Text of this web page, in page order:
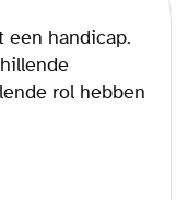
een handicap.
rol hebben